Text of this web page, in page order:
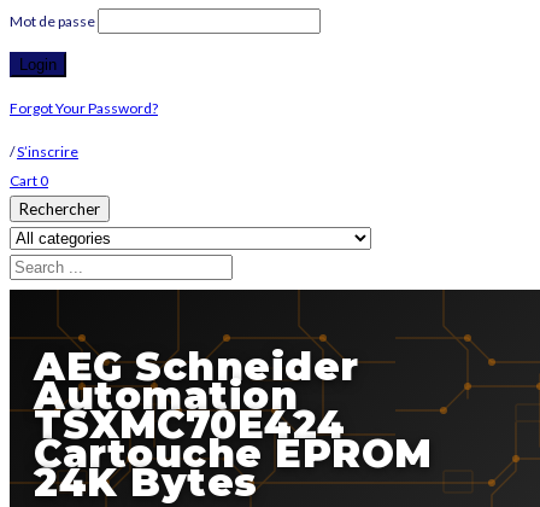
Mot de passe
Forgot Your Password?
/S’inscrire
Cart0
Rechercher
AEG Schneider
Automation
TSXMC70E424
Cartouche EPROM
24K Bytes